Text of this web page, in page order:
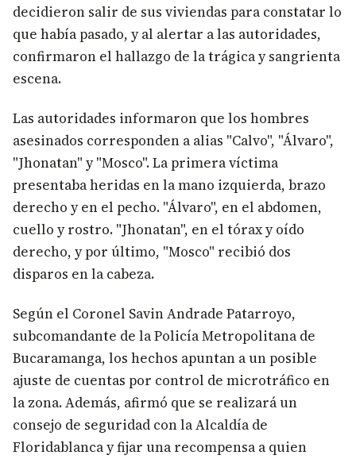
decidieron salir de sus viviendas para constatar lo
que había pasado, y al alertar a las autoridades,
confirmaron el hallazgo de la trágica y sangrienta
escena.
Las autoridades informaron que los hombres
asesinados corresponden a alias "Calvo", "Álvaro",
"Jhonatan" y "Mosco". La primera víctima
presentaba heridas en la mano izquierda, brazo
derecho y en el pecho. "Álvaro", en el abdomen,
cuello y rostro. "Jhonatan", en el tórax y oído
derecho, y por último, "Mosco" recibió dos
disparos en la cabeza.
Según el Coronel Savin Andrade Patarroyo,
subcomandante de la Policía Metropolitana de
Bucaramanga, los hechos apuntan a un posible
ajuste de cuentas por control de microtráfico en
la zona. Además, afirmó que se realizará un
consejo de seguridad con la Alcaldía de
Floridablanca y fijar una recompensa a quien